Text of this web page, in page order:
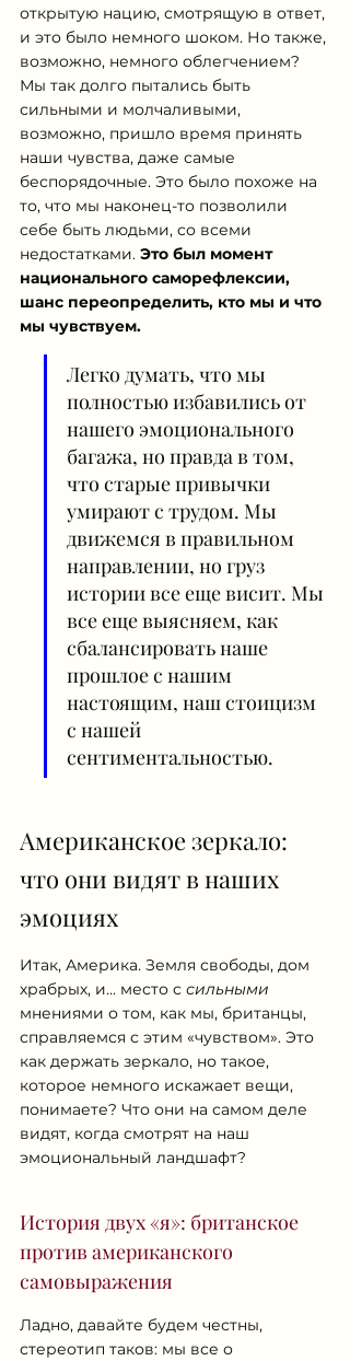
открытую нацию, смотрящую в ответ,
и это было немного шоком. Но также,
возможно, немного облегчением?
Мы так долго пытались быть
сильными и молчаливыми,
возможно, пришло время принять
наши чувства, даже самые
беспорядочные. Это было похоже на
то, что мы наконец-то позволили
себе быть людьми, со всеми
недостатками. Это был момент
национального саморефлексии,
шанс переопределить, кто мы и что
мы чувствуем.
Легко думать, что мы
полностью избавились от
нашего эмоционального
багажа, но правда в том,
что старые привычки
умирают с трудом. Мы
движемся в правильном
направлении, но груз
истории все еще висит. Мы
все еще выясняем, как
сбалансировать наше
прошлое с нашим
настоящим, наш стоицизм
с нашей
сентиментальностью.
Американское зеркало:
что они видят в наших
эмоциях
Итак, Америка. Земля свободы, дом
храбрых, и... место с сильными
мнениями о том, как мы, британцы,
справляемся с этим «чувством». Это
как держать зеркало, но такое,
которое немного искажает вещи,
понимаете? Что они на самом деле
видят, когда смотрят на наш
эмоциональный ландшафт?
История двух «я»: британское
против американского
самовыражения
Ладно, давайте будем честны,
стереотип таков: мы все о